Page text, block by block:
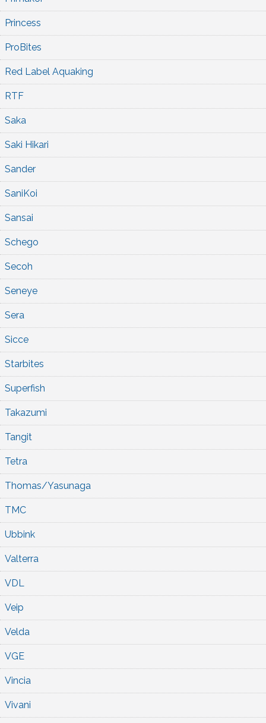
Princess
ProBites
Red Label Aquaking
RTF
Saka
Saki Hikari
Sander
SaniKoi
Sansai
Schego
Secoh
Seneye
Sera
Sicce
Starbites
Superfish
Takazumi
Tangit
Tetra
Thomas/Yasunaga
TMC
Ubbink
Valterra
VDL
Veip
Velda
VGE
Vincia
Vivani